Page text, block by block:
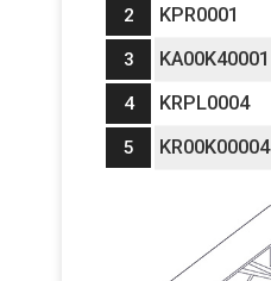
2 KPR0001
3 KA00K40001
4 KRPL0004
5 KR00K00004